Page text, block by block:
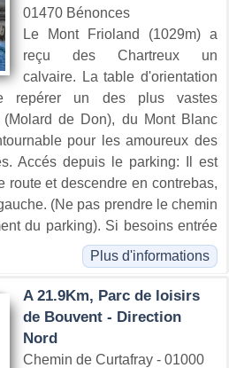
01470 Bénonces
Le Mont Frioland (1029m) a
reçu des Chartreux un
calvaire. La table d'orientation
repérer un des plus vastes
de Don), du Mont Blanc
pour les amoureux des
Accés depuis le parking: Il est
route et descendre en contrebas,
(Ne pas prendre le chemin
du parking). Si besoins entrée
Plus d'informations
A 21.9Km, Parc de loisirs
de Bouvent - Direction
Nord
Chemin de Curtafray - 01000